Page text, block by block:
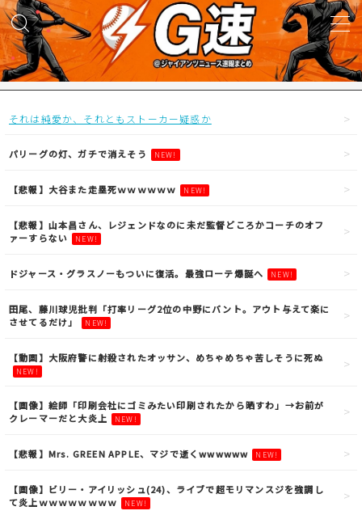
MENU
得点映像
試合結果
議論・雑談
それは純愛か、それともストーカー疑惑か
パリーグの灯、ガチで消えそう NEW!
【悲報】大谷また走塁死ｗｗｗｗｗｗ NEW!
【悲報】山本昌さん、レジェンドなのに未だ監督どころかコーチのオフ
ァーすらない
NEW!
ドジャース・グラスノーもついに復活。最強ローテ爆誕へ NEW!
田尾、藤川球児批判「打率リーグ2位の中野にバント。アウト与えて楽に
させてるだけ」
NEW!
【動画】大阪府警に射殺されたオッサン、めちゃめちゃ苦しそうに死ぬ
NEW!
【画像】絵師「印刷会社にゴミみたい印刷されたから晒すわ」→お前が
クレーマーだと大炎上
NEW!
【悲報】Mrs. GREEN APPLE、マジで逝くwwwwww NEW!
【画像】ビリー・アイリッシュ(24)、ライブで超モリマンスジを強調し
て炎上ｗｗｗｗｗｗｗｗ
NEW!